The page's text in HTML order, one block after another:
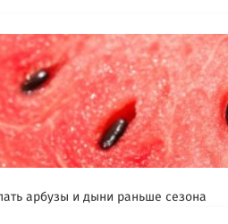
арбузы и дыни раньше сезона